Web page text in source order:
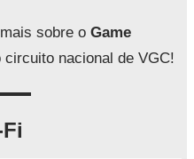
sobre o Game
circuito nacional de VGC!